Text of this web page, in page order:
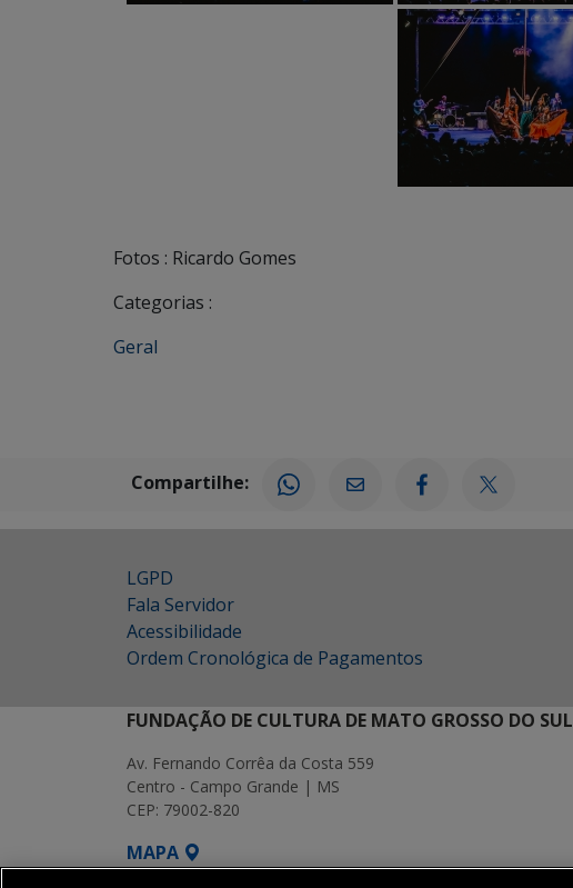
Fotos : Ricardo Gomes
Categorias :
Geral
Compartilhe:
LGPD
Fala Servidor
Acessibilidade
Ordem Cronológica de Pagamentos
FUNDAÇÃO DE CULTURA DE MATO GROSSO DO SUL
Av. Fernando Corrêa da Costa 559
Centro - Campo Grande | MS
CEP: 79002-820
MAPA